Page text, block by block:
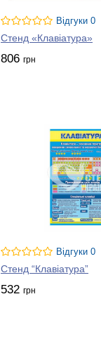
Відгуки 0
Стенд «Клавіатура»
806 грн
Відгуки 0
Стенд “Клавіатура”
532 грн